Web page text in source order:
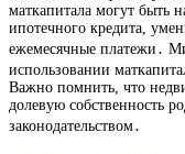
маткапитала могут быть
ипотечного кредита,
ежемесячные платежи․
использовании
Важно помнить, что
долевую собственность
законодательством․